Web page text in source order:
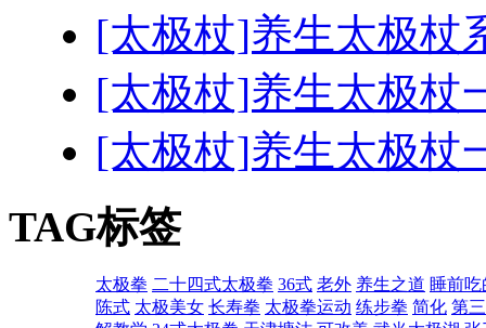
[太极杖]养生太极杖
[太极杖]养生太极杖
[太极杖]养生太极杖
TAG标签
太极拳 二十四式太极拳 36式 老外 养生之道 睡前吃
陈式 太极美女 长寿拳 太极拳运动 练步拳 简化 第